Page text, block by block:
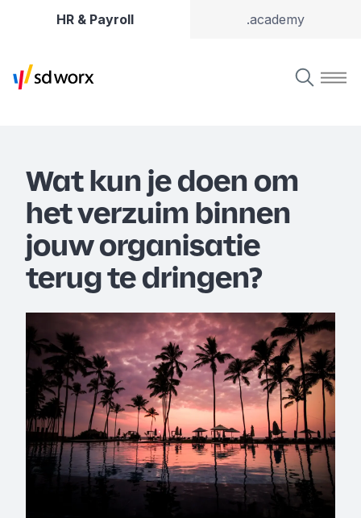
HR & Payroll .academy
Wat kun je doen om
het verzuim binnen
jouw organisatie
terug te dringen?